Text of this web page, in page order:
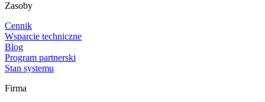
Zasoby
Cennik
Wsparcie techniczne
Blog
Program partnerski
Stan systemu
Firma